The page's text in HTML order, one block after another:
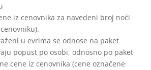
iz cenovnika za navedeni broj noći
cenovniku).
u evrima se odnose na paket
popust po osobi, odnosno po paket
cene iz cenovnika (cene označene